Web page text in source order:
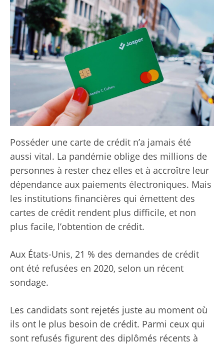
Posséder une carte de crédit n’a jamais été
aussi vital. La pandémie oblige des millions de
personnes à rester chez elles et à accroître leur
dépendance aux paiements électroniques. Mais
les institutions financières qui émettent des
cartes de crédit rendent plus difficile, et non
plus facile, l’obtention de crédit.
Aux États-Unis, 21 % des demandes de crédit
ont été refusées en 2020, selon un récent
sondage.
Les candidats sont rejetés juste au moment où
ils ont le plus besoin de crédit. Parmi ceux qui
sont refusés figurent des diplômés récents à